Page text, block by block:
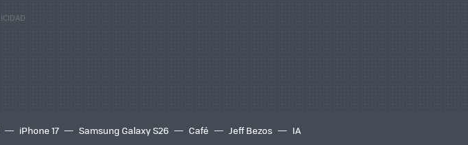
iPhone 17 Samsung Galaxy S26 Café Jeff Bezos IA